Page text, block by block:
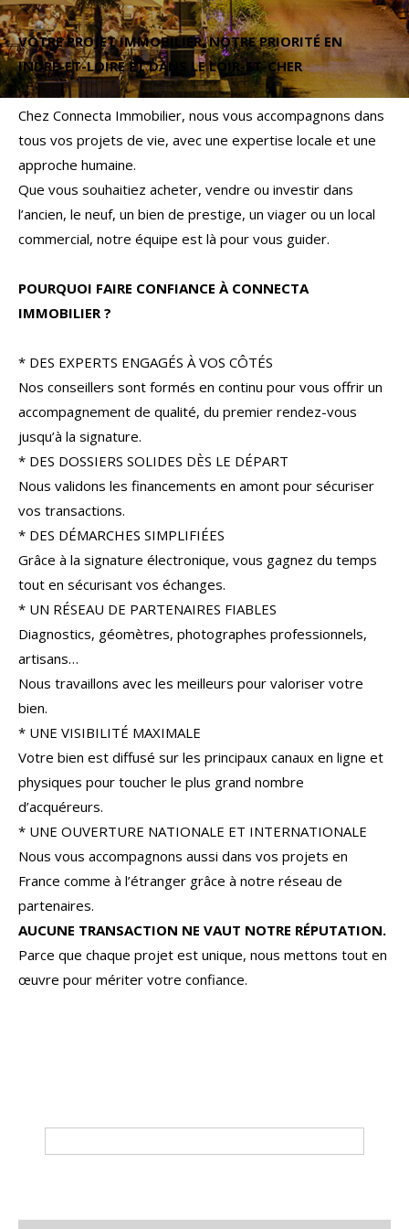
VOTRE PROJET IMMOBILIER, NOTRE PRIORITÉ EN
INDRE-ET-LOIRE ET DANS LE LOIR-ET-CHER
Chez Connecta Immobilier, nous vous accompagnons dans
tous vos projets de vie, avec une expertise locale et une
approche humaine.
Que vous souhaitiez acheter, vendre ou investir dans
l’ancien, le neuf, un bien de prestige, un viager ou un local
commercial, notre équipe est là pour vous guider.
POURQUOI FAIRE CONFIANCE À CONNECTA
IMMOBILIER ?
* DES EXPERTS ENGAGÉS À VOS CÔTÉS
Nos conseillers sont formés en continu pour vous offrir un
accompagnement de qualité, du premier rendez-vous
jusqu’à la signature.
* DES DOSSIERS SOLIDES DÈS LE DÉPART
Nous validons les financements en amont pour sécuriser
vos transactions.
* DES DÉMARCHES SIMPLIFIÉES
Grâce à la signature électronique, vous gagnez du temps
tout en sécurisant vos échanges.
* UN RÉSEAU DE PARTENAIRES FIABLES
Diagnostics, géomètres, photographes professionnels,
artisans…
Nous travaillons avec les meilleurs pour valoriser votre
bien.
* UNE VISIBILITÉ MAXIMALE
Votre bien est diffusé sur les principaux canaux en ligne et
physiques pour toucher le plus grand nombre
d’acquéreurs.
* UNE OUVERTURE NATIONALE ET INTERNATIONALE
Nous vous accompagnons aussi dans vos projets en
France comme à l’étranger grâce à notre réseau de
partenaires.
AUCUNE TRANSACTION NE VAUT NOTRE RÉPUTATION.
Parce que chaque projet est unique, nous mettons tout en
œuvre pour mériter votre confiance.
Budget
Budget
Surface
Surface
Pièces
Pièces
Référence
AFFINER LES CRITÈRES
FILTRER PAR
COUPS DE COEUR
NOUVEAUTÉS
RECHERCHER